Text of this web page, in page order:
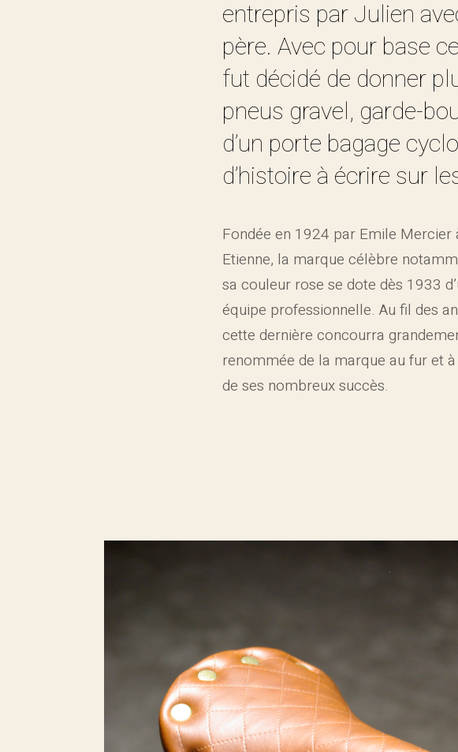
entrepris par Julien
père. Avec pour base
fut décidé de donner
pneus gravel, garde-
d’un porte bagage
d’histoire à écrire sur
Fondée en 1924 par Emile Mercier
Etienne, la marque célèbre
sa couleur rose se dote dès 1933
équipe professionnelle. Au fil des
cette dernière concourra
renommée de la marque au fur et
de ses nombreux succès.